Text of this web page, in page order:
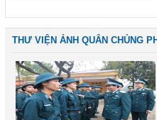
THƯ VIỆN ẢNH QUÂN CHỦNG